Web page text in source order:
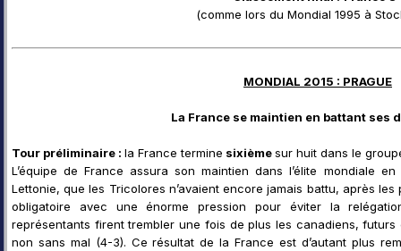
(comme lors du Mondial 1995 à
MONDIAL 2015 : PRAGUE
La France se maintien en battant ses
Tour préliminaire : la France termine sixièmesur huit dans le
L’équipe de France assura son maintien dans l’élite mondiale
Lettonie, que les Tricolores n’avaient encore jamais battu, après
obligatoire avec une énorme pression pour éviter la
représentants firent trembler une fois de plus les canadiens, futurs
non sans mal (4-3). Ce résultat de la France est d’autant plus